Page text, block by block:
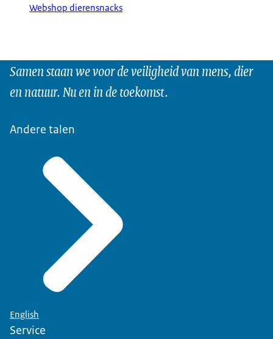
Webshop dierensnacks
Samen staan we voor de veiligheid van mens, dier
en natuur. Nu en in de toekomst.
Andere talen
English
Service